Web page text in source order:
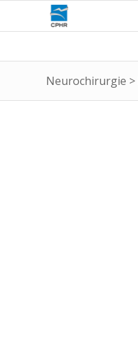
Neurochirurgie >